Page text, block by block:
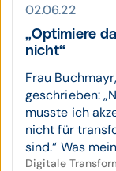
02.06.22
„Opti­miere
nicht“
Frau
geschrieben:
musste ich
nicht für
sind.“ Was
Digitale